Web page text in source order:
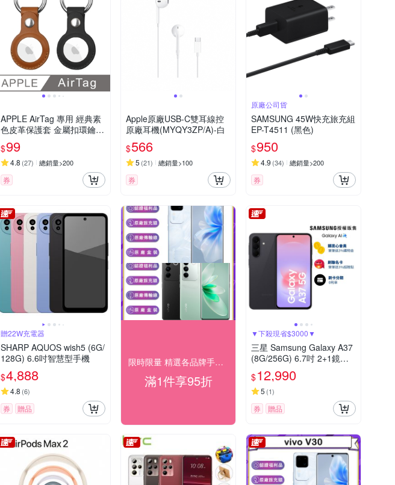
APPLE AirTag 專用 經典素
色皮革保護套 金屬扣環鑰匙
圈
$99
4.8 (27) 總銷量>200
券
Apple原廠USB-C雙耳線控
原廠耳機(MYQY3ZP/A)-白
$566
5 (21) 總銷量>100
券
原廠公司貨
SAMSUNG 45W快充旅充組
EP-T4511 (黑色)
$950
4.9 (34) 總銷量>200
券
贈22W充電器
SHARP AQUOS wish5 (6G/
128G) 6.6吋智慧型手機
$4,888
4.8 (6)
券 贈品
限時限量 精選各品牌手機，下殺95折優惠
滿1件享95折
▼下殺現省$3000▼
三星 Samsung Galaxy A37
(8G/256G) 6.7吋 2+1鏡頭
智慧手機
$12,990
5 (1)
券 贈品